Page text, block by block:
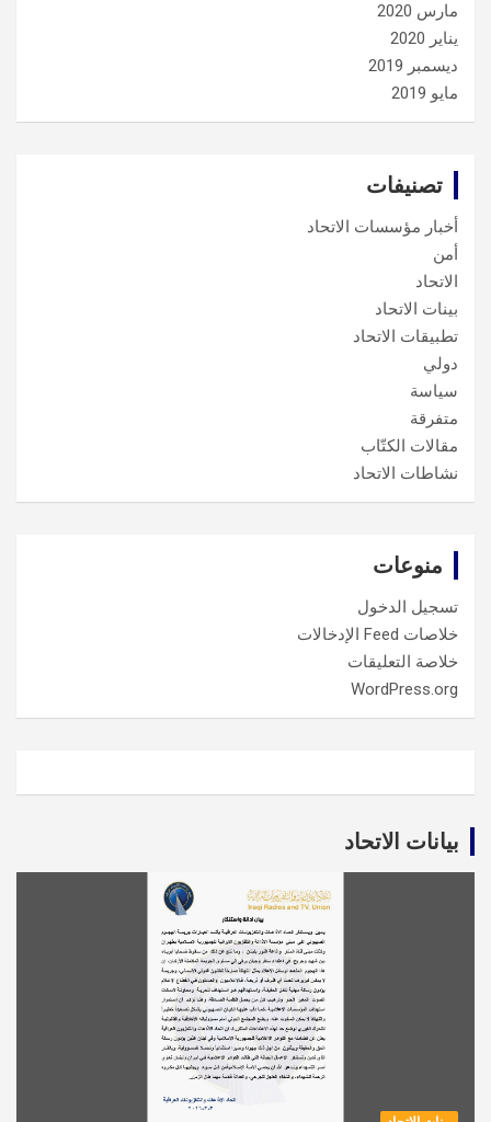
مارس 2020
يناير 2020
ديسمبر 2019
مايو 2019
تصنيفات
أخبار مؤسسات الاتحاد
أمن
الاتحاد
بينات الاتحاد
تطبيقات الاتحاد
دولي
سياسة
متفرقة
مقالات الكتّاب
نشاطات الاتحاد
منوعات
تسجيل الدخول
خلاصات Feed الإدخالات
خلاصة التعليقات
WordPress.org
بيانات الاتحاد